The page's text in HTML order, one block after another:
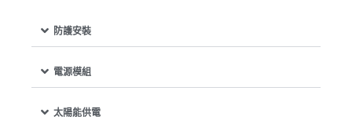
防護安裝
電源模組
太陽能供電